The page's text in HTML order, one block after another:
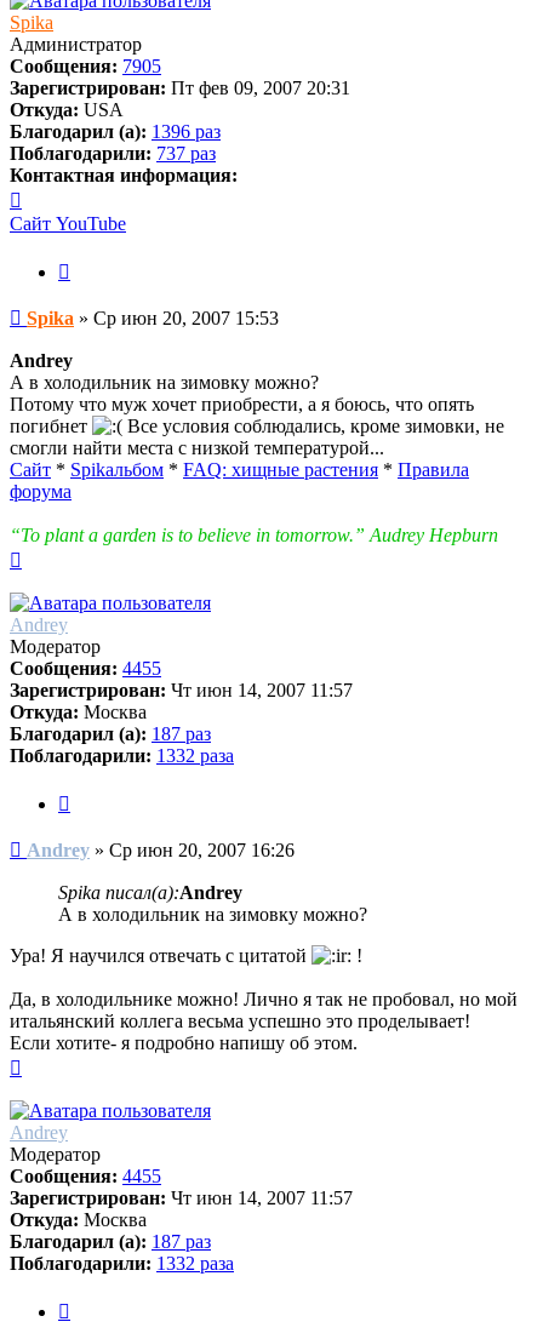
Spika
Администратор
Сообщения: 7905
Зарегистрирован: Пт фев 09, 2007 20:31
Откуда: USA
Благодарил (а): 1396 раз
Поблагодарили: 737 раз
Контактная информация:
информация
пользователя
Spika
Сайт YouTube
Сообщение
Spika » Ср июн 20, 2007 15:53
Andrey
А в холодильник на зимовку можно?
Потому что муж хочет приобрести, а я боюсь, что опять
погибнет
Все условия соблюдались, кроме зимовки, не
смогли найти места с низкой температурой...
Сайт * Spikальбом * FAQ: хищные растения * Правила
форума
“To plant a garden is to believe in tomorrow.” Audrey Hepburn
началу
Andrey
Модератор
Сообщения: 4455
Зарегистрирован: Чт июн 14, 2007 11:57
Откуда: Москва
Благодарил (а): 187 раз
Поблагодарили: 1332 раза
Сообщение
Andrey » Ср июн 20, 2007 16:26
Spika писал(а):Andrey
А в холодильник на зимовку можно?
Ура! Я научился отвечать с цитатой
!
Да, в холодильнике можно! Лично я так не пробовал, но мой
итальянский коллега весьма успешно это проделывает!
Если хотите- я подробно напишу об этом.
началу
Andrey
Модератор
Сообщения: 4455
Зарегистрирован: Чт июн 14, 2007 11:57
Откуда: Москва
Благодарил (а): 187 раз
Поблагодарили: 1332 раза